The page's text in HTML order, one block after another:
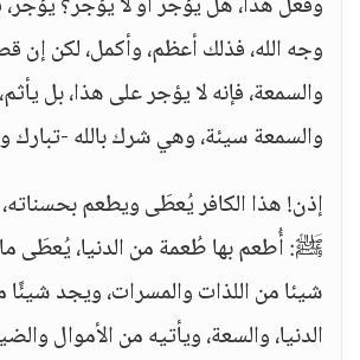
وجه الله، فذلك أعظم، وأكمل، لكن إن
والسمعة، فإنه لا يؤجر على هذا، بل
والسمعة سيئة، وهي شرك بالله -تبارك
إذن! هذا الكافر يُعطَى ويطعم بحسناته،
ﷺ: أُطعم بها طُعمة من الدنيا، يُعطَى
شيئا من اللذات والمسرات، ويجد شيئًا
الدنيا، والسعة، ويأتيه من الأموال